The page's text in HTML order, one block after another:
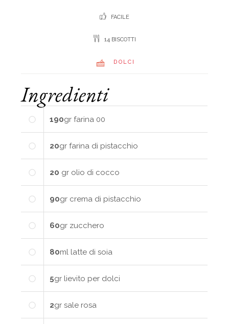
FACILE
14 BISCOTTI
DOLCI
Ingredienti
190gr farina 00
20gr farina di pistacchio
20 gr olio di cocco
90gr crema di pistacchio
60gr zucchero
80ml latte di soia
5gr lievito per dolci
2gr sale rosa